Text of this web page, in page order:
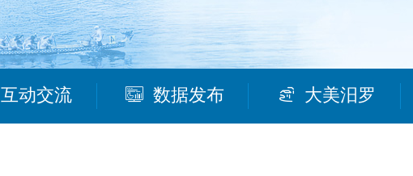
互动交流 数据发布 大美汨罗